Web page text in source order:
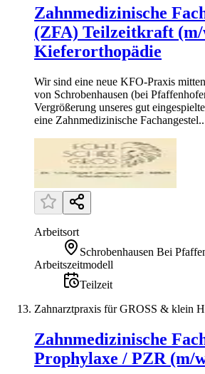
Zahnmedizinische
(ZFA) Teilzeitkraft
Kieferorthopädie
Wir sind eine neue KFO-Praxis
von Schrobenhausen (bei
Vergrößerung unseres gut
eine Zahnmedizinische
Arbeitsort
Schrobenhausen Bei
Arbeitszeitmodell
Teilzeit
Zahnarztpraxis für GROSS & klein
Zahnmedizinische
Prophylaxe / PZR (m/